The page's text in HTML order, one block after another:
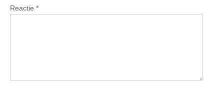
Reactie *